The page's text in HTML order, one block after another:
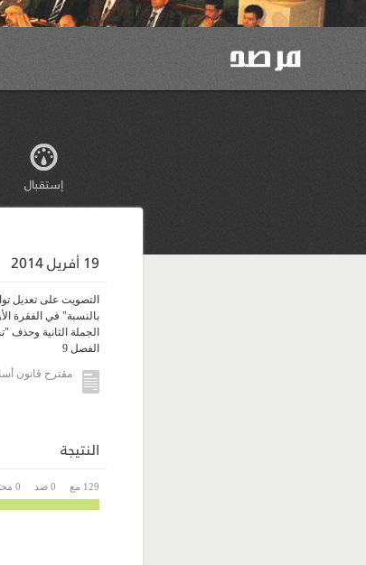
إستقبال
19 أفريل 2014
التصويت على تعديل
بالنسبة" في الفقرة
الجملة الثانية وحذف
الفصل 9
مقترح قانون
النتيجة
129 مع 0 ضد 0 محتفظ